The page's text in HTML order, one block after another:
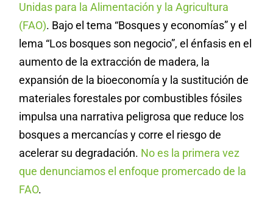
Unidas para la Alimentación y la Agricultura
(FAO). Bajo el tema “Bosques y economías” y el
lema “Los bosques son negocio”, el énfasis en el
aumento de la extracción de madera, la
expansión de la bioeconomía y la sustitución de
materiales forestales por combustibles fósiles
impulsa una narrativa peligrosa que reduce los
bosques a mercancías y corre el riesgo de
acelerar su degradación. No es la primera vez
que denunciamos el enfoque promercado de la
FAO.